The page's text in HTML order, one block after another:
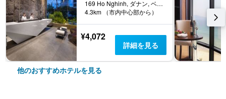
169 Ho Nghinh, ダナン, ベトナム
4.3km （市内中心部から）
¥4,072
詳細を見る
他のおすすめホテルを見る